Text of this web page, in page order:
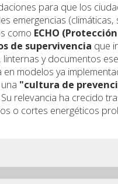
para que los
emergencias (climáticas,
como ECHO
de supervivencia que
y documentos
en modelos ya
"cultura de
relevancia ha crecido
o cortes energéticos